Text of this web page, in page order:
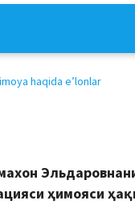
haqida e’lonlar
ҳимояси